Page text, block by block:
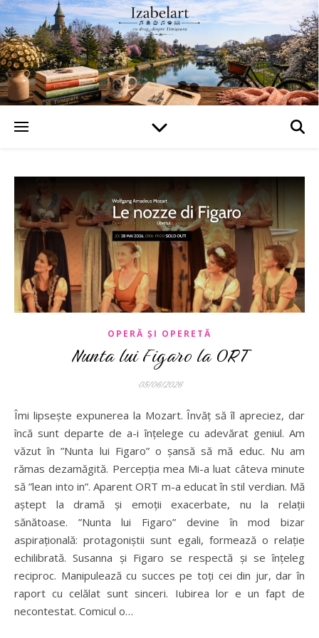
OPERĂ ȘI OPERETĂ
Nunta lui Figaro la ORT
05/06/2026
Îmi lipsește expunerea la Mozart. Învăț să îl apreciez, dar
încă sunt departe de a-i înțelege cu adevărat geniul. Am
văzut în ”Nunta lui Figaro” o șansă să mă educ. Nu am
rămas dezamăgită. Percepția mea Mi-a luat câteva minute
să ”lean into in”. Aparent ORT m-a educat în stil verdian. Mă
aștept la dramă și emoții exacerbate, nu la relații
sănătoase. ”Nunta lui Figaro” devine în mod bizar
aspirațională: protagoniștii sunt egali, formează o relație
echilibrată. Susanna și Figaro se respectă și se înțeleg
reciproc. Manipulează cu succes pe toți cei din jur, dar în
raport cu celălat sunt sinceri. Iubirea lor e un fapt de
necontestat. Comicul o…